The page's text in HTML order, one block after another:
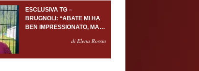
ESCLUSIVA TG –
BRUGNOLI: “ABATE MI HA
BEN IMPRESSIONATO, MA
PORTIERE SERVONOdi Elena Rossin